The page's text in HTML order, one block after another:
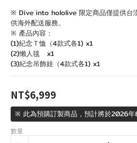
※ Dive into hololive 限定商品僅提供台
供海外配送服務。
※ 產品內容：
(1)紀念Ｔ恤（4款式各1) x1
(2)懶人毯   x1
(3)紀念吊飾娃（4款式各1) x1
NT$6,999
※ 此為預購訂製商品，預計將於2026
數量